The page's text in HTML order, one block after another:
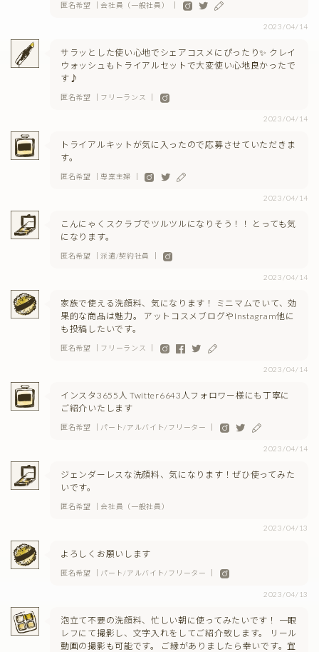
匿名希望 ｜会社員（一般社員） ｜
2023/04/14
サラッとした使い心地でシェアコスメにぴったり✨ クレイ
ウォッシュもトライアルセットで大変使い心地良かったで
す♪
匿名希望 ｜フリーランス ｜
2023/04/14
トライアルキットが気に入ったので応募させていただきま
す。
匿名希望 ｜専業主婦 ｜
2023/04/14
こんにゃくスクラブでツルツルになりそう！！ とっても気
になります。
匿名希望 ｜派遣/契約社員 ｜
2023/04/14
家族で使える洗顔料、気になります！ ミニマムでいて、効
果的な商品は魅力。 アットコスメブログやInstagram他に
も投稿したいです。
匿名希望 ｜フリーランス ｜
2023/04/14
インスタ3655人 Twitter6643人フォロワー様にも丁寧に
ご紹介いたします
匿名希望 ｜パート/アルバイト/フリーター ｜
2023/04/14
ジェンダーレスな洗顔料、気になります！ぜひ使ってみた
いです。
匿名希望 ｜会社員（一般社員）
2023/04/13
よろしくお願いします
匿名希望 ｜パート/アルバイト/フリーター ｜
2023/04/13
泡立て不要の洗顔料、忙しい朝に使ってみたいです！ 一眼
レフにて撮影し、文字入れをしてご紹介致します。 リール
動画の撮影も可能です。 ご縁がありましたら幸いです。宜